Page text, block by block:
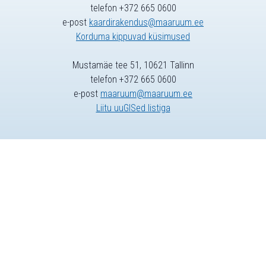
telefon +372 665 0600
e-post kaardirakendus@maaruum.ee
Korduma kippuvad küsimused
Mustamäe tee 51, 10621 Tallinn
telefon +372 665 0600
e-post maaruum@maaruum.ee
Liitu uuGISed listiga